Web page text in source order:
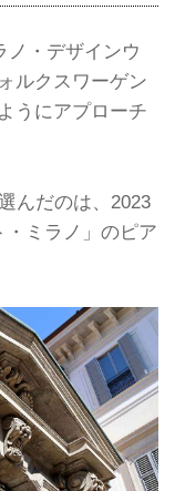
ノ・デザインウ
ルクスワーゲン
うにアプローチ
んだのは、2023
ミラノ」のピア